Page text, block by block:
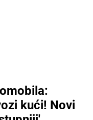
kući! Novi